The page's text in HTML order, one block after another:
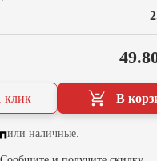
В
клик
или наличные.